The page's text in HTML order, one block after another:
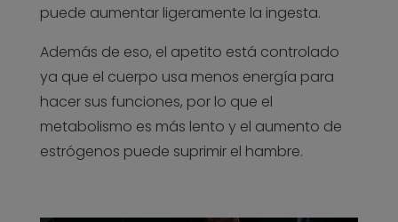
puede aumentar ligeramente la ingesta.
Además de eso, el apetito está controlado
ya que el cuerpo usa menos energía para
hacer sus funciones, por lo que el
metabolismo es más lento y el aumento de
estrógenos puede suprimir el hambre.